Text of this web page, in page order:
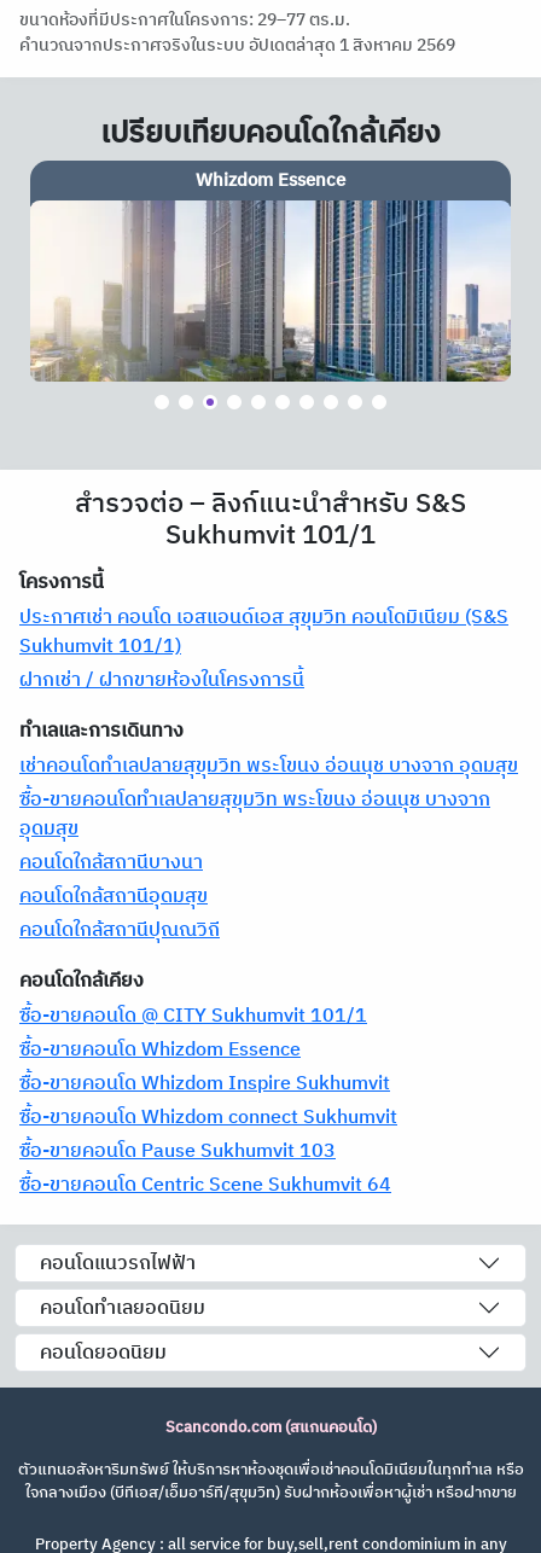
ขนาดห้องที่มีประกาศในโครงการ: 29–77 ตร.ม.
คำนวณจากประกาศจริงในระบบ อัปเดตล่าสุด 1 สิงหาคม 2569
เปรียบเทียบคอนโดใกล้เคียง
Whizdom Essence
สำรวจต่อ – ลิงก์แนะนำสำหรับ S&S
Sukhumvit 101/1
โครงการนี้
ประกาศเช่า คอนโด เอสแอนด์เอส สุขุมวิท คอนโดมิเนียม (S&S
Sukhumvit 101/1)
ฝากเช่า / ฝากขายห้องในโครงการนี้
ทำเลและการเดินทาง
เช่าคอนโดทำเลปลายสุขุมวิท พระโขนง อ่อนนุช บางจาก อุดมสุข
ซื้อ-ขายคอนโดทำเลปลายสุขุมวิท พระโขนง อ่อนนุช บางจาก
อุดมสุข
คอนโดใกล้สถานีบางนา
คอนโดใกล้สถานีอุดมสุข
คอนโดใกล้สถานีปุณณวิถี
คอนโดใกล้เคียง
ซื้อ-ขายคอนโด @ CITY Sukhumvit 101/1
ซื้อ-ขายคอนโด Whizdom Essence
ซื้อ-ขายคอนโด Whizdom Inspire Sukhumvit
ซื้อ-ขายคอนโด Whizdom connect Sukhumvit
ซื้อ-ขายคอนโด Pause Sukhumvit 103
ซื้อ-ขายคอนโด Centric Scene Sukhumvit 64
คอนโดแนวรถไฟฟ้า
คอนโดทำเลยอดนิยม
คอนโดยอดนิยม
Scancondo.com (สแกนคอนโด)
ตัวแทนอสังหาริมทรัพย์ ให้บริการหาห้องชุดเพื่อเช่าคอนโดมิเนียมในทุกทำเล หรือ
ใจกลางเมือง (บีทีเอส/เอ็มอาร์ที/สุขุมวิท) รับฝากห้องเพื่อหาผู้เช่า หรือฝากขาย
Property Agency : all service for buy,sell,rent condominium in any